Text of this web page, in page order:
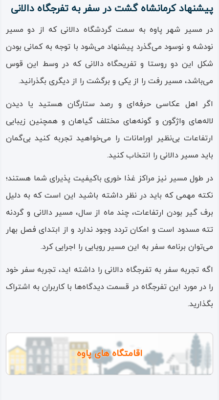
پیشنهاد کرمانشاه گشت در سفر به تفرجگاه دالانی
در مسیر شهر پاوه به سمت گردشگاه دالانی که از دو مسیر
نودشه و نوسود می‌گذرد پیشنهاد می‌شود با توجه به کمانی بودن
شکل این دو روستا و تفریحگاه دالانی که در وسط این قوس
می‌باشد، مسیر رفت را از یکی و برگشت را از دیگری بگذرانید.
اگر اهل عکاسی حرفه‌ای و رصد ستارگان هستید یا دیدن
لاله‌های واژگون و گونه‌های مختلف گیاهان و همچنین زیبایی
ارتفاعات بی‌نظیر اورامانات را می‌خواهید تجربه کنید بی‌گمان
باید مسیر دالانی را انتخاب کنید.
در طول مسیر نیز مراکز غذا خوری باکیفیت پذیرای شما هستند؛
نکته مهمی که باید در نظر داشته باشید این است که به دلیل
برف گیر بودن ارتفاعات، چند ماه از سال، مسیر دالانی و گردنه
تته مسدود است و امکان تردد وجود ندارد و از ابتدای فصل بهار
می‌توان برنامه سفر به این مسیر رویایی را اجرایی کرد.
اگه تجربه سفر به تفرجگاه دالانی را داشته اید، تجربه سفر خود
را در مورد این تفرجگاه در قسمت دیدگاه‌ها با کاربران به اشتراک
بگذارید.
اقامتگاه های پاوه